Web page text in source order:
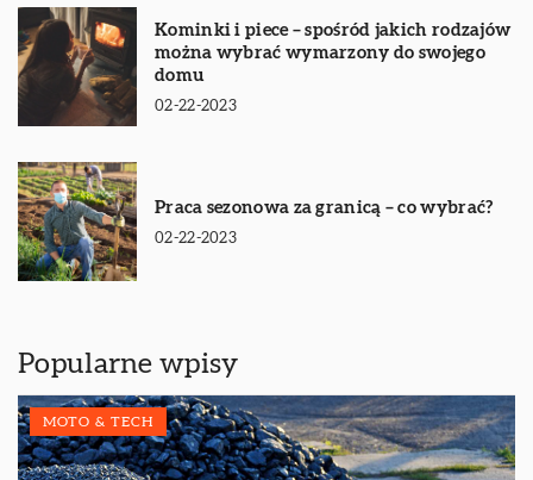
Kominki i piece – spośród jakich rodzajów
można wybrać wymarzony do swojego
domu
02-22-2023
Praca sezonowa za granicą – co wybrać?
02-22-2023
Popularne wpisy
MOTO & TECH